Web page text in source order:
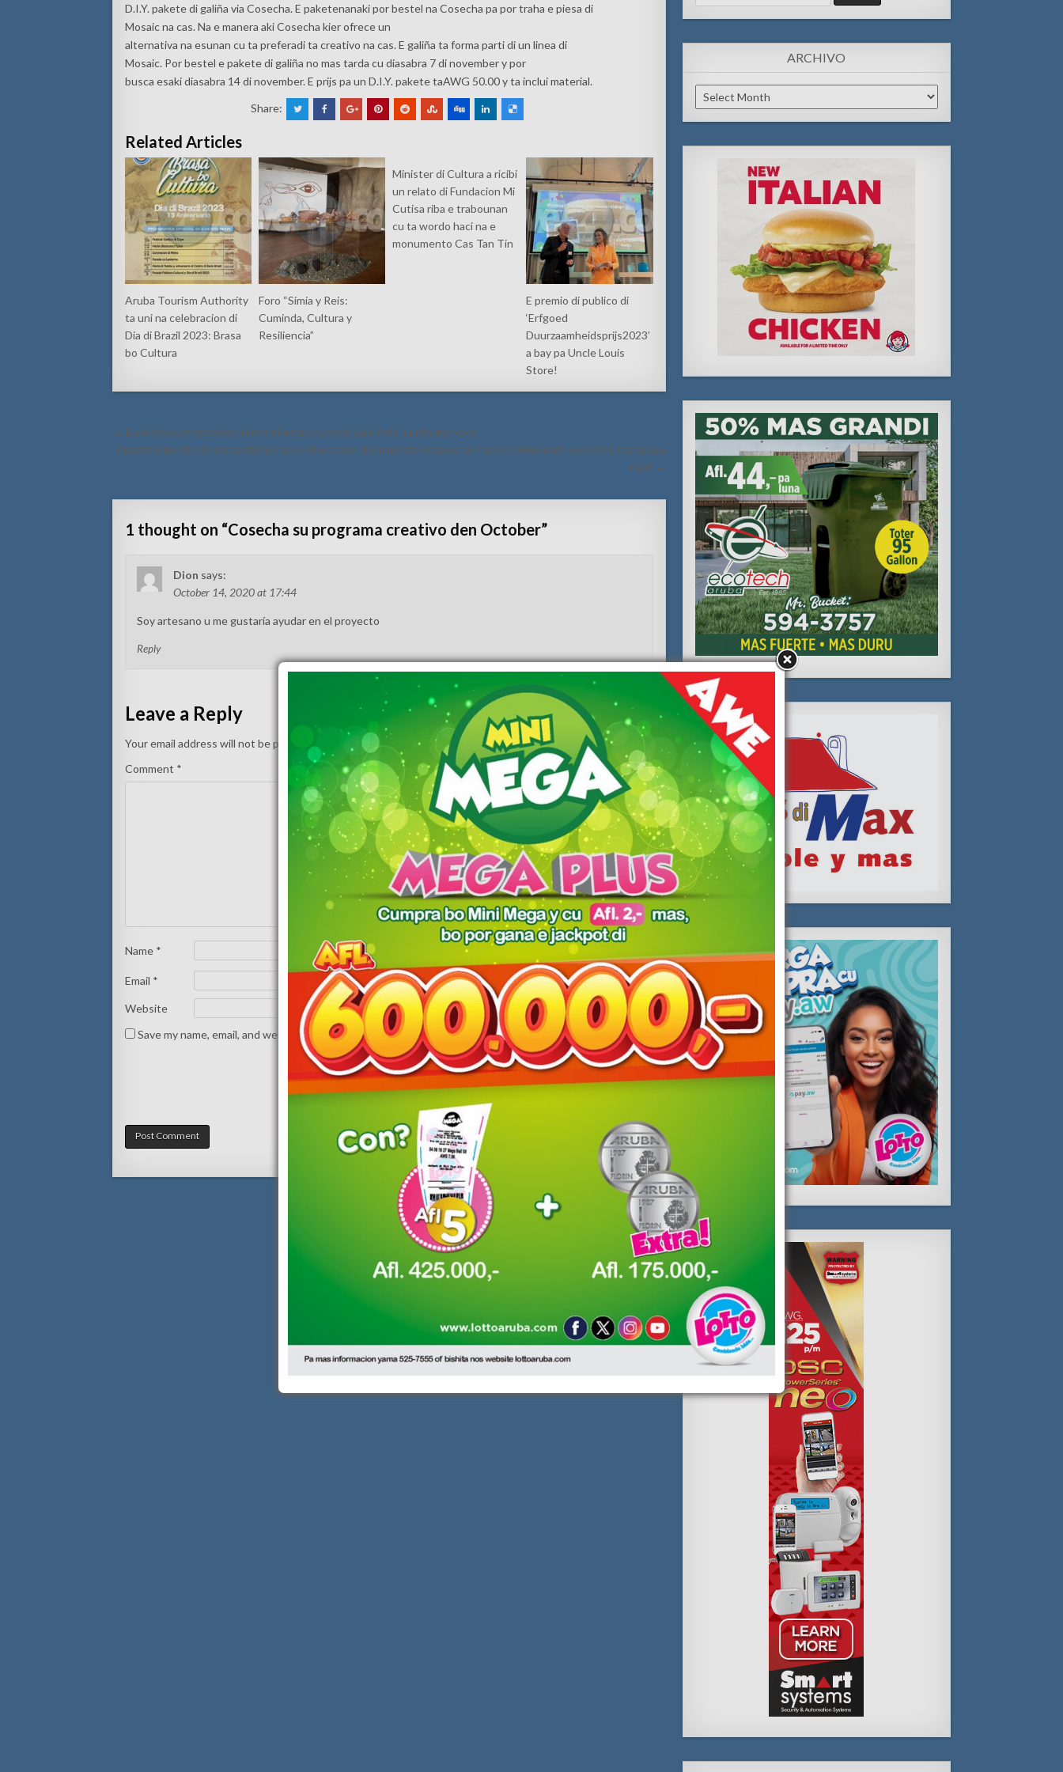
D.I.Y. pakete di galiña via Cosecha. E paketenanaki por bestel na Cosecha pa por traha e piesa di
Mosaic na cas. Na e manera aki Cosecha kier ofrece un
alternativa na esunan cu ta preferadi ta creativo na cas. E galiña ta forma parti di un linea di
Mosaic. Por bestel e pakete di galiña no mas tarda cu diasabra 7 di november y por
busca esaki diasabra 14 di november. E prijs pa un D.I.Y. pakete taAWG 50.00 y ta inclui material.
Share:
Related Articles
Aruba Tourism Authority
ta uni na celebracion di
Dia di Brazil 2023: Brasa
bo Cultura
Foro “Simia y Reis:
Cuminda, Cultura y
Resiliencia”
Minister di Cultura a ricibi
un relato di Fundacion Mi
Cutisa riba e trabounan
cu ta wordo haci na e
monumento Cas Tan Tin
E premio di publico di
‘Erfgoed
Duurzaamheidsprijs2023’
a bay pa Uncle Louis
Store!
Post
navigation
← Buki di documentacion di nos pilarnan cultural ‘BaluArte’ ta riba mercado
Aparentemente tin instancianan ta contra esnan visualmente incapacita y ta descriminanan poniendo trampa pa
nan! →
1 thought on “Cosecha su programa creativo den October”
Dion says:
October 14, 2020 at 17:44
Soy artesano u me gustaría ayudar en el proyecto
Reply
Leave a Reply
Your email address will not be published. Required fields are marked*
Comment *
Name *
Email *
Website
Save my name, email, and website in this browser for the next time I comment.
for:
ARCHIVO
Archivo